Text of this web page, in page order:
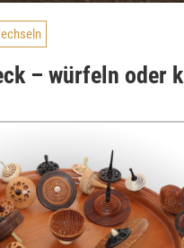
– würfeln oder